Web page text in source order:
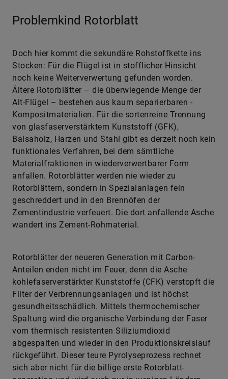
Problemkind Rotorblatt
Doch hier kommt die sekundäre Rohstoffkette ins
Stocken: Für die Flügel ist in stofflicher Hinsicht
noch keine Weiterverwertung gefunden worden.
Ältere Rotorblätter – die überwiegende Menge der
Alt-Flügel – bestehen aus kaum separierbaren ­
Kompositmaterialien. Für die sortenreine Trennung
von glasfaserverstärktem Kunststoff (GFK),
Balsaholz, Harzen und Stahl gibt es derzeit noch kein
funktionales Verfahren, bei dem sämtliche
Materialfraktio­nen in wiederverwertbarer Form
anfallen. Rotorblätter werden nie wieder zu
Rotorblättern, sondern in Spezialanlagen fein
geschreddert und in den Brennöfen der
Zementindustrie verfeuert. Die dort anfallende Asche
wandert ins Zement-Rohmaterial.
Rotorblätter der neueren Generation mit Carbon-
Anteilen enden nicht im Feuer, denn die Asche
kohlefaserverstärkter Kunst­stoffe (CFK) verstopft die
Filter der Verbrennungsanlagen und ist höchst
gesundheitsschädlich. Mittels thermochemischer
Spaltung wird die organische Verbindung der Faser
vom thermisch resistenten Siliziumdioxid
abgespalten und wieder in den Produktionskreislauf
rückgeführt. Dieser teure Pyrolyseprozess rechnet
sich aber nicht für die billige erste Rotorblatt­